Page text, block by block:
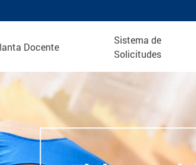
Docente
Sistema de
Solicitudes